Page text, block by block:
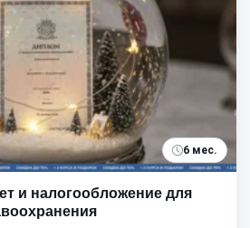
6 мес.
и налогообложение для